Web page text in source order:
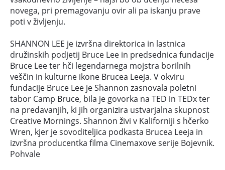
novega, pri premagovanju ovir ali pa iskanju prave
poti v življenju.
SHANNON LEE je izvršna direktorica in lastnica
družinskih podjetij Bruce Lee in predsednica fundacije
Bruce Lee ter hči legendarnega mojstra borilnih
veščin in kulturne ikone Brucea Leeja. V okviru
fundacije Bruce Lee je Shannon zasnovala poletni
tabor Camp Bruce, bila je govorka na TED in TEDx ter
na predavanjih, ki jih organizira ustvarjalna skupnost
Creative Mornings. Shannon živi v Kaliforniji s hčerko
Wren, kjer je sovoditeljica podkasta Brucea Leeja in
izvršna producentka filma Cinemaxove serije Bojevnik.
Pohvale